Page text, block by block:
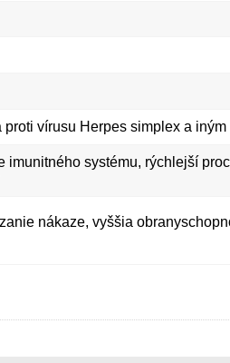
proti vírusu Herpes simplex a
imunitného systému, rýchlejší
nákaze, vyššia